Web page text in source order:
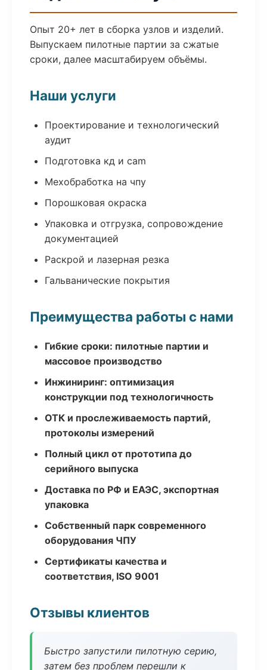
Опыт 20+ лет в сборка узлов и изделий.
Выпускаем пилотные партии за сжатые
сроки, далее масштабируем объёмы.
Наши услуги
Проектирование и технологический
аудит
Подготовка кд и cam
Мехобработка на чпу
Порошковая окраска
Упаковка и отгрузка, сопровождение
документацией
Раскрой и лазерная резка
Гальванические покрытия
Преимущества работы с нами
Гибкие сроки: пилотные партии и
массовое производство
Инжиниринг: оптимизация
конструкции под технологичность
ОТК и прослеживаемость партий,
протоколы измерений
Полный цикл от прототипа до
серийного выпуска
Доставка по РФ и ЕАЭС, экспортная
упаковка
Собственный парк современного
оборудования ЧПУ
Сертификаты качества и
соответствия, ISO 9001
Отзывы клиентов
Быстро запустили пилотную серию,
затем без проблем перешли к